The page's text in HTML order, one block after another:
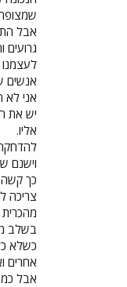
אבל
לעצמנו
אנשים
אני
יש את
אליו.
להדחקה
וישנם
כך
צריכה
בשלב
כשלא
אחרים
אבל